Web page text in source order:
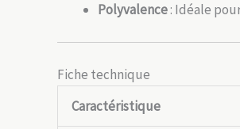
Polyvalence: Idéale
Fiche technique
Caractéristique